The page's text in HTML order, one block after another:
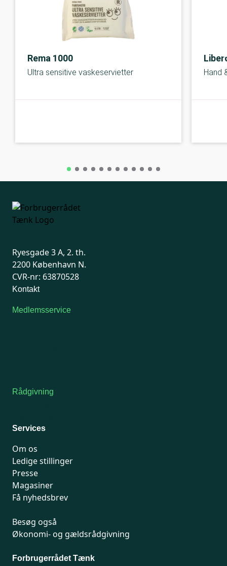
Rema 1000
Ultra sensitive vaskeservietter Hand
Ryesgade 3 A, 2. th.
2200 København N.
CVR-nr: 63870528
Kontakt
Medlemsservice
Rådgivning
Services
Om os
Ledige stillinger
Presse
Magasiner
Få nyhedsbrev
Besøg også
Økonomi- og gældsrådgivning
Forbrugerrådet Tænk